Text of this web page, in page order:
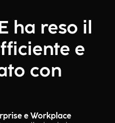
ha reso il
e
con
e Workplace